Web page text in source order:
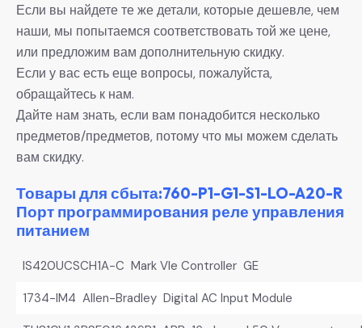
Если вы найдете те же детали, которые дешевле, чем
наши, мы попытаемся соответствовать той же цене,
или предложим вам дополнительную скидку.
Если у вас есть еще вопросы, пожалуйста,
обращайтесь к нам.
Дайте нам знать, если вам понадобится несколько
предметов/предметов, потому что мы можем сделать
вам скидку.
Товары для сбыта:760-P1-G1-S1-LO-A20-R
Порт программирования реле управления
питанием
IS420UCSCH1A-C Mark VIe Controller GE
1734-IM4 Allen-Bradley Digital AC Input Module